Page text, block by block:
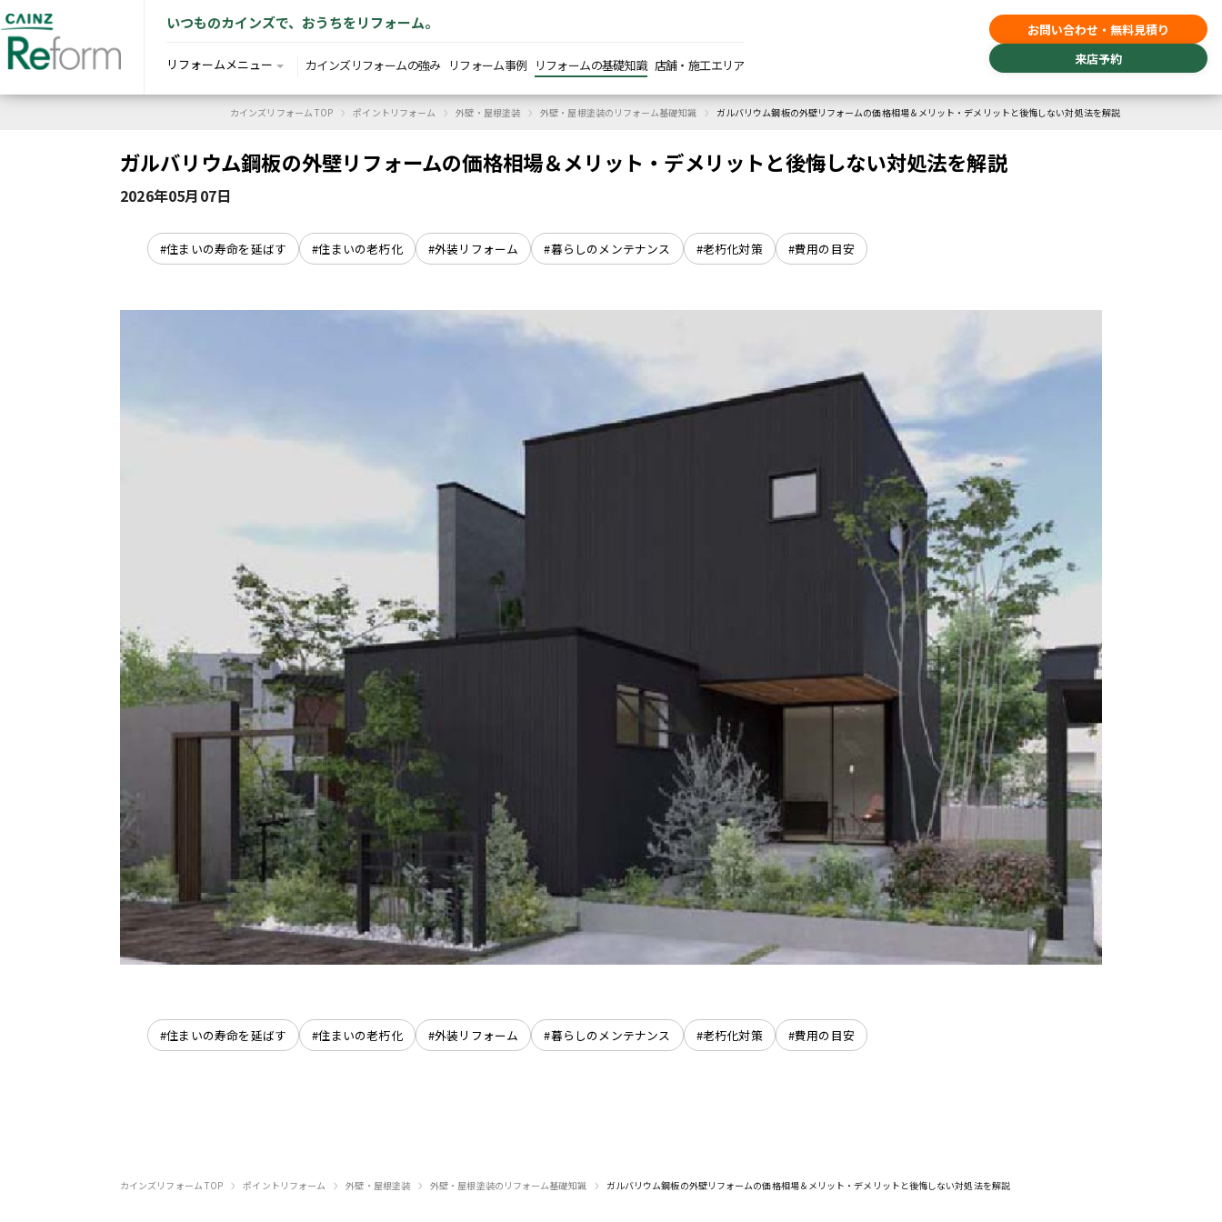
いつものカインズで、おうちをリフォーム。
リフォームメニュー カインズリフォームの強み リフォーム事例 リフォームの基礎知識 店舗・施工エリア
お問い合わせ・無料見積り
来店予約
カインズリフォーム TOP › ポイントリフォーム › 外壁・屋根塗装 › 外壁・屋根塗装のリフォーム基礎知識 › ガルバリウム鋼板の外壁リフォームの価格相場＆メリット・デメリットと後悔しない対処法を解説
ガルバリウム鋼板の外壁リフォームの価格相場＆メリット・デメリットと後悔しない対処法を解説
2026年05月07日
#住まいの寿命を延ばす #住まいの老朽化 #外装リフォーム #暮らしのメンテナンス #老朽化対策 #費用の目安
#住まいの寿命を延ばす #住まいの老朽化 #外装リフォーム #暮らしのメンテナンス #老朽化対策 #費用の目安
カインズリフォーム TOP › ポイントリフォーム › 外壁・屋根塗装 › 外壁・屋根塗装のリフォーム基礎知識 › ガルバリウム鋼板の外壁リフォームの価格相場＆メリット・デメリットと後悔しない対処法を解説